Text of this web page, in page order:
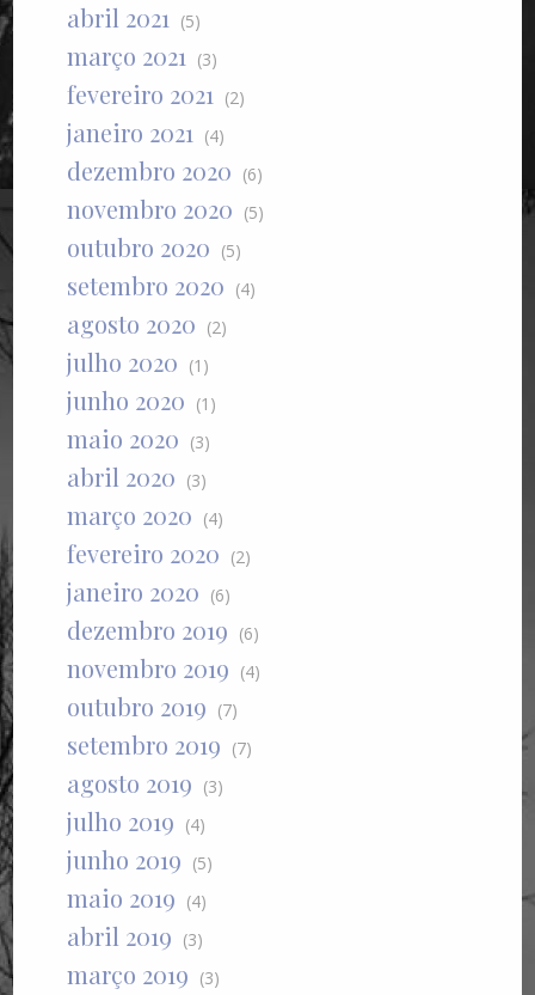
abril 2021 (5)
março 2021 (3)
fevereiro 2021 (2)
janeiro 2021 (4)
dezembro 2020 (6)
novembro 2020 (5)
outubro 2020 (5)
setembro 2020 (4)
agosto 2020 (2)
julho 2020 (1)
junho 2020 (1)
maio 2020 (3)
abril 2020 (3)
março 2020 (4)
fevereiro 2020 (2)
janeiro 2020 (6)
dezembro 2019 (6)
novembro 2019 (4)
outubro 2019 (7)
setembro 2019 (7)
agosto 2019 (3)
julho 2019 (4)
junho 2019 (5)
maio 2019 (4)
abril 2019 (3)
março 2019 (3)